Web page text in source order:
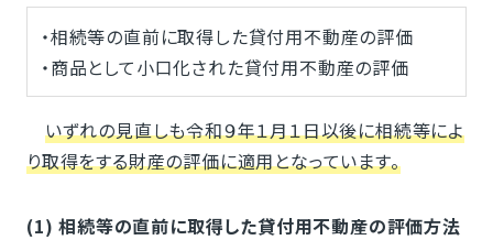
・相続等の直前に取得した貸付用不動産の評価
・商品として小口化された貸付用不動産の評価
いずれの見直しも令和９年１月１日以後に相続等によ
り取得をする財産の評価に適用となっています。
(1) 相続等の直前に取得した貸付用不動産の評価方法